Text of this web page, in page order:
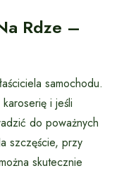
Rdze –
samochodu.
i jeśli
do poważnych
szczęście, przy
skutecznie